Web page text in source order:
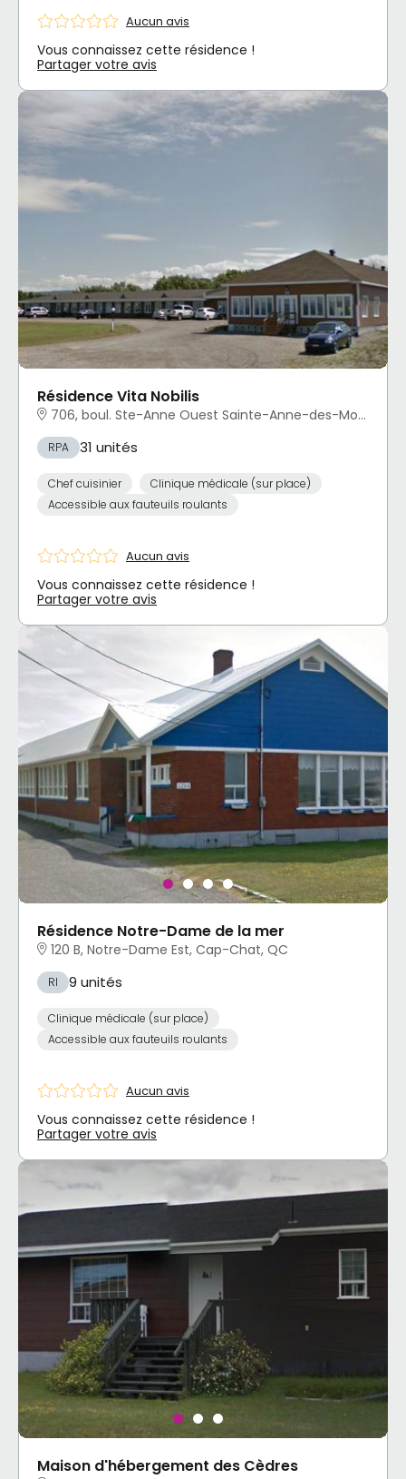
Aucun avis
Vous connaissez cette résidence !
Partager votre avis
Résidence Vita Nobilis
706, boul. Ste-Anne Ouest Sainte-Anne-des-Monts, QC
RPA 31 unités
Chef cuisinier
Clinique médicale (sur place)
Accessible aux fauteuils roulants
Aucun avis
Vous connaissez cette résidence !
Partager votre avis
Résidence Notre-Dame de la mer
120 B, Notre-Dame Est, Cap-Chat, QC
RI 9 unités
Clinique médicale (sur place)
Accessible aux fauteuils roulants
Aucun avis
Vous connaissez cette résidence !
Partager votre avis
Maison d'hébergement des Cèdres